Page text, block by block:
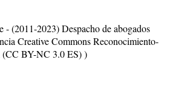
(2011-2023) Despacho de abogados
Creative Commons Reconocimiento-
(CC BY-NC 3.0 ES) )